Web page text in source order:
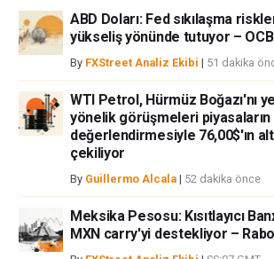
ABD Doları: Fed sıkılaşma
yükseliş yönünde tutuyor –
By FXStreet Analiz Ekibi | 51 dakika
WTI Petrol, Hürmüz Boğazı'nı
yönelik görüşmeleri piyasaların
değerlendirmesiyle 76,00$'ın
çekiliyor
By Guillermo Alcala | 52 dakika önce
Meksika Pesosu: Kısıtlayıcı
MXN carry'yi destekliyor –